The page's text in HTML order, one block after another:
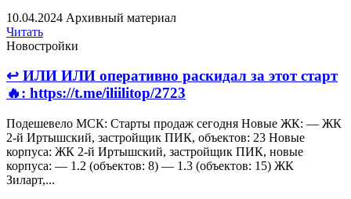
10.04.2024 Архивный материал
Читать
Новостройки
↩️ ИЛИ ИЛИ оперативно раскидал за этот старт
🔥: https://t.me/iliilitop/2723
Подешевело МСК: Старты продаж сегодня Новые ЖК: — ЖК
2-й Иртышский, застройщик ПИК, объектов: 23 Новые
корпуса: ЖК 2-й Иртышский, застройщик ПИК, новые
корпуса: — 1.2 (объектов: 8) — 1.3 (объектов: 15) ЖК
Зиларт,...